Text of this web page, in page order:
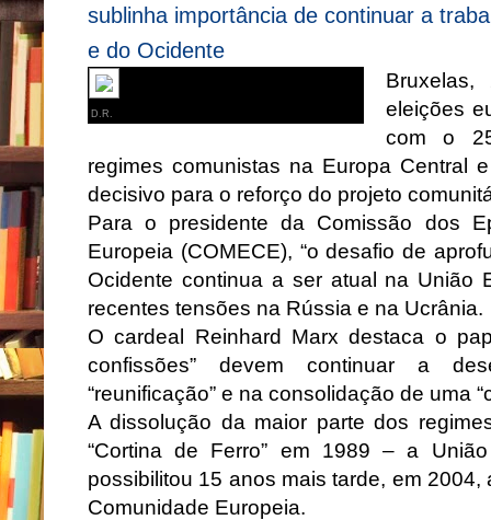
sublinha importância de continuar a
e do Ocidente
D.R.
eleições
com o
regimes comunistas na Europa Central
decisivo para o reforço do projeto
Para o presidente da Comissão dos
Europeia (COMECE), “o desafio de
Ocidente continua a ser atual na União
recentes tensões na Rússia e na Ucrânia.
O cardeal Reinhard Marx destaca o
confissões” devem continuar a
“reunificação” e na consolidação de uma
A dissolução da maior parte dos
“Cortina de Ferro” em 1989 – a
possibilitou 15 anos mais tarde, em
Comunidade Europeia.